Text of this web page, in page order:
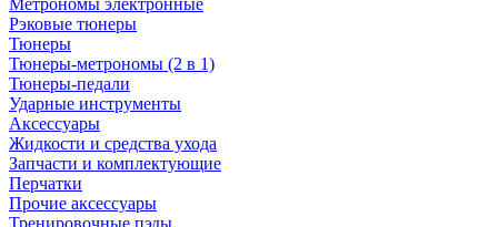
Метрономы электронные
Рэковые тюнеры
Тюнеры
Тюнеры-метрономы (2 в 1)
Тюнеры-педали
Ударные инструменты
Аксессуары
Жидкости и средства ухода
Запчасти и комплектующие
Перчатки
Прочие аксессуары
Тренировочные пэды